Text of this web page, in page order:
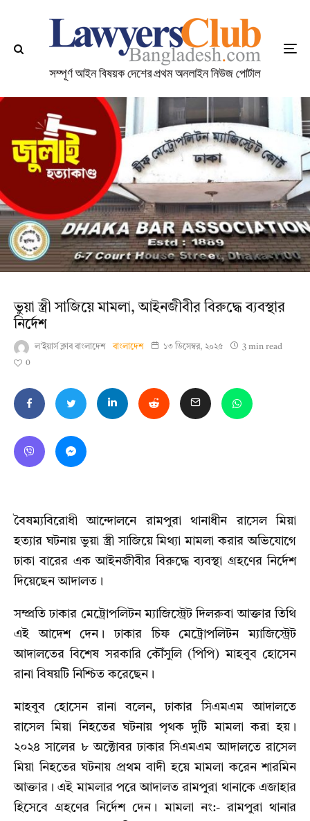
ভুয়া স্ত্রী সাজিয়ে মামলা, আইনজীবীর বিরুদ্ধে ব‍্যবস্থার
নির্দেশ
ল'ইয়ার্স ক্লাব বাংলাদেশ বাংলাদেশ ১৩ ডিসেম্বর, ২০২৫
3 min read
0
বৈষম্যবিরোধী আন্দোলনে রামপুরা থানাধীন রাসেল মিয়া
হত্যার ঘটনায় ভুয়া স্ত্রী সাজিয়ে মিথ্যা মামলা করার অভিযোগে
ঢাকা বারের এক আইনজীবীর বিরুদ্ধে ব্যবস্থা গ্রহণের নির্দেশ
দিয়েছেন আদালত।
সম্প্রতি ঢাকার মেট্রোপলিটন ম্যাজিস্ট্রেট দিলরুবা আক্তার তিথি
এই আদেশ দেন। ঢাকার চিফ মেট্রোপলিটন ম্যাজিস্ট্রেট
আদালতের বিশেষ সরকারি কৌঁসুলি (পিপি) মাহবুব হোসেন
রানা বিষয়টি নিশ্চিত করেছেন।
মাহবুব হোসেন রানা বলেন, ঢাকার সিএমএম আদালতে
রাসেল মিয়া নিহতের ঘটনায় পৃথক দুটি মামলা করা হয়।
২০২৪ সালের ৮ অক্টোবর ঢাকার সিএমএম আদালতে রাসেল
মিয়া নিহতের ঘটনায় প্রথম বাদী হয়ে মামলা করেন শারমিন
আক্তার। এই মামলার পরে আদালত রামপুরা থানাকে এজাহার
হিসেবে গ্রহণের নির্দেশ দেন। মামলা নং:- রামপুরা থানার